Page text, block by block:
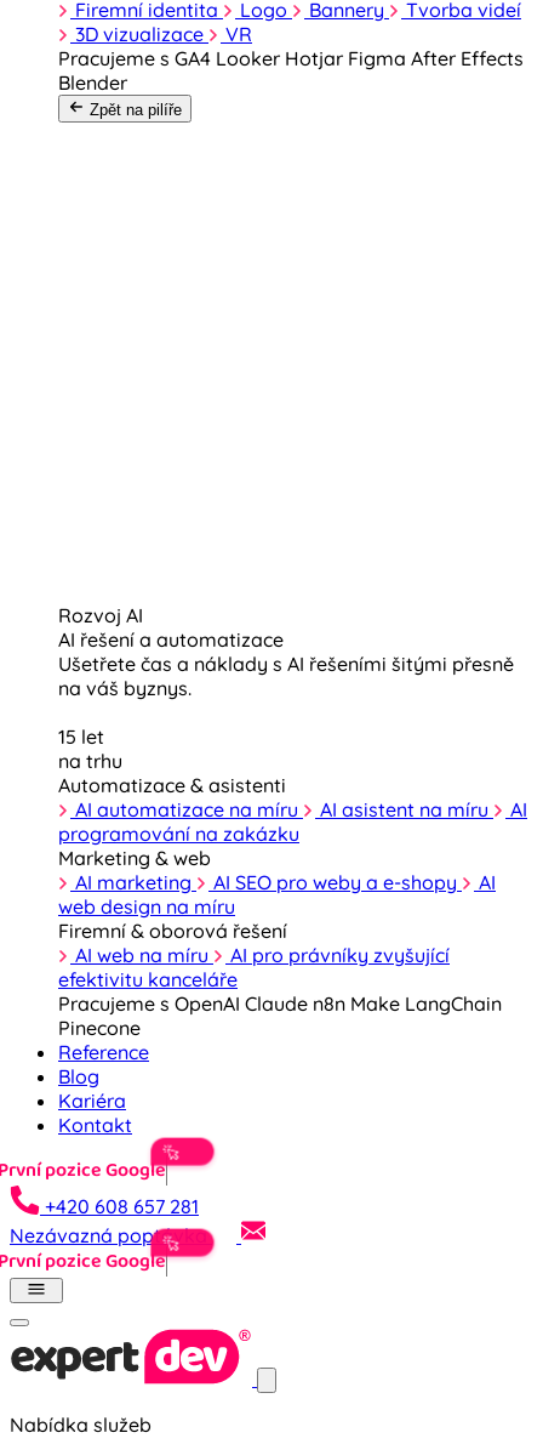
Firemní identita Logo Bannery
Tvorba videí
3D vizualizace
VR
Pracujeme s GA4 Looker Hotjar Figma After Effects
Blender
Zpět na pilíře
Rozvoj AI
AI řešení a automatizace
Ušetřete čas a náklady s AI řešeními šitými přesně
na váš byznys.
15 let
na trhu
Automatizace & asistenti
AI automatizace na míru
AI asistent na míru
AI
programování na zakázku
Marketing & web
AI marketing
AI SEO pro weby a e-shopy
AI
web design na míru
Firemní & oborová řešení
AI web na míru
AI pro právníky zvyšující
efektivitu kanceláře
Pracujeme s OpenAI Claude n8n Make LangChain
Pinecone
Reference
Blog
Kariéra
Kontakt
+420 608 657 281
Nezávazná poptávka
Nabídka služeb